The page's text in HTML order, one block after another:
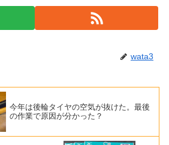
wata3
今年は後輪タイヤの空気が抜けた。最後
の作業で原因が分かった？